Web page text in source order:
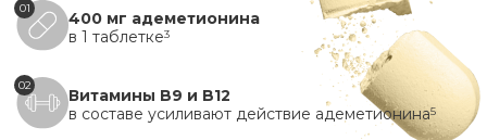
01
400 мг адеметионина
в 1 таблетке3
02
Витамины B9 и B12
в составе усиливают действие адеметионина5